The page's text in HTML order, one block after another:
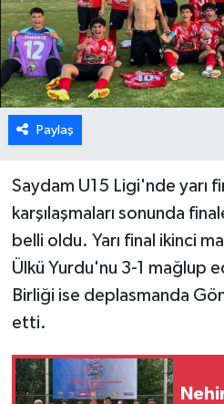
Paylaş
Saydam U15 Ligi'nde yarı
karşılaşmaları sonunda
belli oldu. Yarı final ikinci
Ülkü Yurdu'nu 3-1 mağlup
Birliği ise deplasmanda
etti.
GAZİMAĞUSA
GİRNE
GÜNDEM
İÇ HABERLER
KÜLTÜR SANAT
LAPTA
MAGAZİN